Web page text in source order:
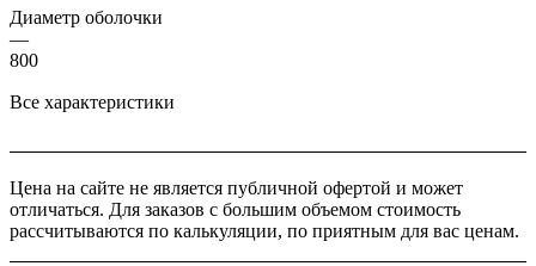
Диаметр оболочки
—
800
Все характеристики
Цена на сайте не является публичной офертой и может
отличаться. Для заказов с большим объемом стоимость
рассчитываются по калькуляции, по приятным для вас ценам.